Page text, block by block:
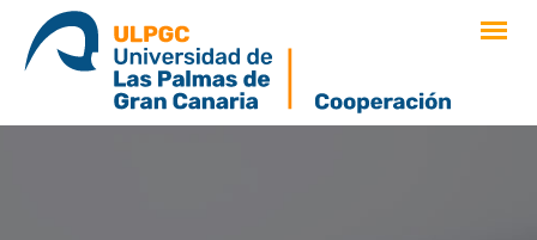
saltar
contenido